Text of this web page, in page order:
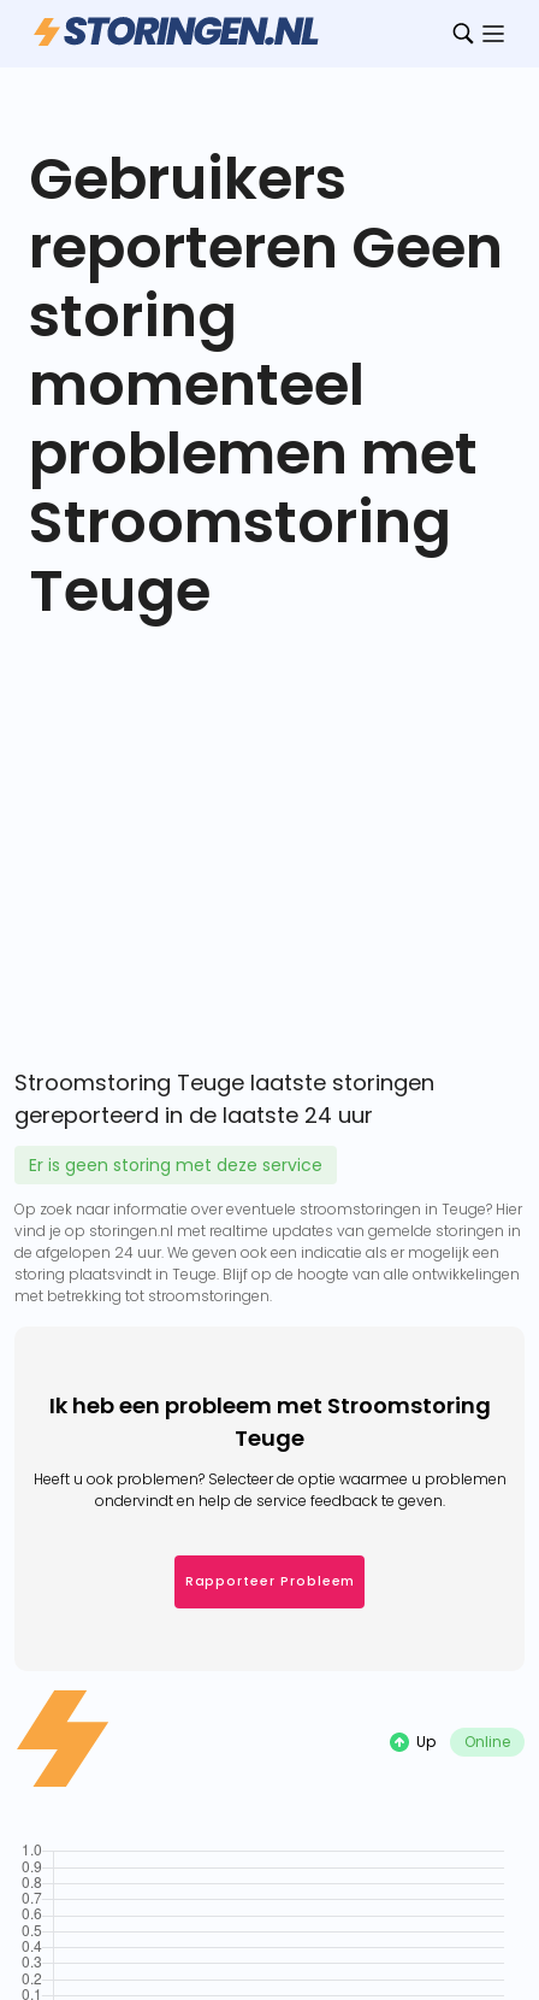
Gebruikers
reporteren Geen
storing
momenteel
problemen met
Stroomstoring
Teuge
Stroomstoring Teuge laatste storingen
gereporteerd in de laatste 24 uur
Er is geen storing met deze service
Op zoek naar informatie over eventuele stroomstoringen in Teuge? Hier
vind je op storingen.nl met realtime updates van gemelde storingen in
de afgelopen 24 uur. We geven ook een indicatie als er mogelijk een
storing plaatsvindt in Teuge. Blijf op de hoogte van alle ontwikkelingen
met betrekking tot stroomstoringen.
Ik heb een probleem met Stroomstoring
Teuge
Heeft u ook problemen? Selecteer de optie waarmee u problemen
ondervindt en help de service feedback te geven.
Rapporteer Probleem
Up Online